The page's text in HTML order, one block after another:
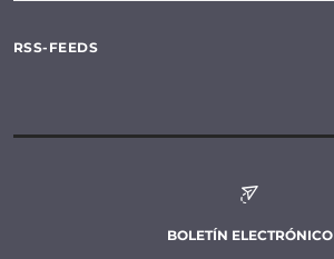
RSS-FEEDS
BOLETÍN ELECTRÓNICO